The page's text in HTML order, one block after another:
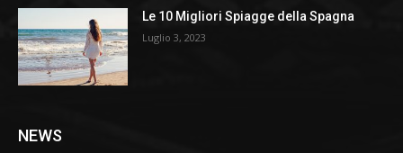
Le 10 Migliori Spiagge della Spagna
Luglio 3, 2023
NEWS